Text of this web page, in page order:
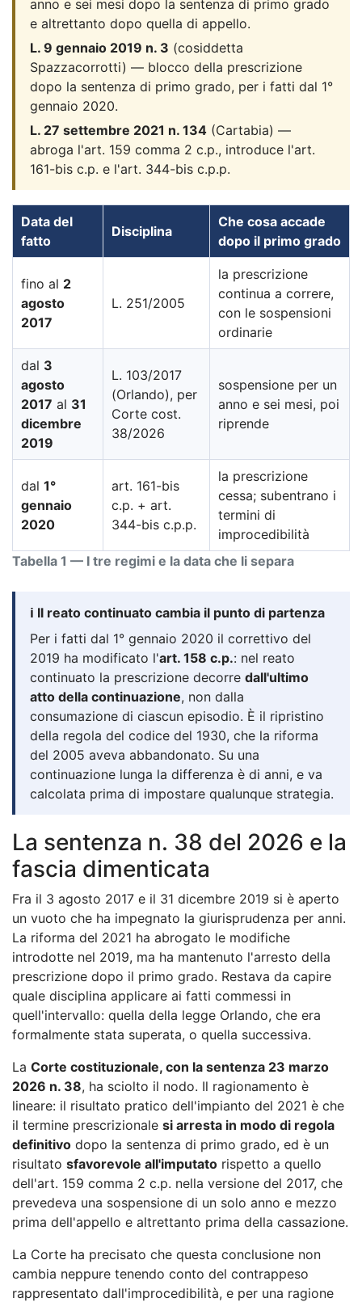
anno e sei mesi dopo la sentenza di primo grado
e altrettanto dopo quella di appello.
L. 9 gennaio 2019 n. 3 (cosiddetta
Spazzacorrotti) — blocco della prescrizione
dopo la sentenza di primo grado, per i fatti dal 1°
gennaio 2020.
L. 27 settembre 2021 n. 134 (Cartabia) —
abroga l'art. 159 comma 2 c.p., introduce l'art.
161-bis c.p. e l'art. 344-bis c.p.p.
Tabella 1 — I tre regimi e la data che li separa
Data del
fatto
Disciplina
Che cosa accade
dopo il primo grado
fino al 2
agosto
2017
L. 251/2005
la prescrizione
continua a correre,
con le sospensioni
ordinarie
dal 3
agosto
2017 al 31
dicembre
2019
L. 103/2017
(Orlando), per
Corte cost.
38/2026
sospensione per un
anno e sei mesi, poi
riprende
dal 1°
gennaio
2020
art. 161-bis
c.p. + art.
344-bis c.p.p.
la prescrizione
cessa; subentrano i
termini di
improcedibilità
ℹ️ Il reato continuato cambia il punto di partenza
Per i fatti dal 1° gennaio 2020 il correttivo del
2019 ha modificato l'art. 158 c.p.: nel reato
continuato la prescrizione decorre dall'ultimo
atto della continuazione, non dalla
consumazione di ciascun episodio. È il ripristino
della regola del codice del 1930, che la riforma
del 2005 aveva abbandonato. Su una
continuazione lunga la differenza è di anni, e va
calcolata prima di impostare qualunque strategia.
La sentenza n. 38 del 2026 e la
fascia dimenticata
Fra il 3 agosto 2017 e il 31 dicembre 2019 si è aperto
un vuoto che ha impegnato la giurisprudenza per anni.
La riforma del 2021 ha abrogato le modifiche
introdotte nel 2019, ma ha mantenuto l'arresto della
prescrizione dopo il primo grado. Restava da capire
quale disciplina applicare ai fatti commessi in
quell'intervallo: quella della legge Orlando, che era
formalmente stata superata, o quella successiva.
La Corte costituzionale, con la sentenza 23 marzo
2026 n. 38, ha sciolto il nodo. Il ragionamento è
lineare: il risultato pratico dell'impianto del 2021 è che
il termine prescrizionale si arresta in modo di regola
definitivo dopo la sentenza di primo grado, ed è un
risultato sfavorevole all'imputato rispetto a quello
dell'art. 159 comma 2 c.p. nella versione del 2017, che
prevedeva una sospensione di un solo anno e mezzo
prima dell'appello e altrettanto prima della cassazione.
La Corte ha precisato che questa conclusione non
cambia neppure tenendo conto del contrappeso
rappresentato dall'improcedibilità, e per una ragione